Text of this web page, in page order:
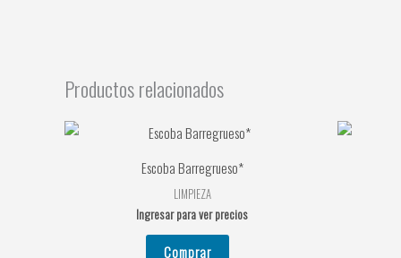
Productos relacionados
Escoba Barregrueso*
LIMPIEZA
Ingresar para ver precios
Comprar